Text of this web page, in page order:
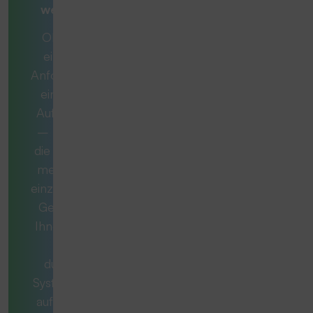
weiterdenken
Ob es sich um
eine konkrete
Anforderung oder
eine komplexe
Aufgabe handelt
– manchmal ist
die ideale Lösung
mehr als nur ein
einzelnes Produkt.
Gemeinsam mit
Ihnen entwickeln
durchdachtes
System, das exakt
auf Ihren Bedarf